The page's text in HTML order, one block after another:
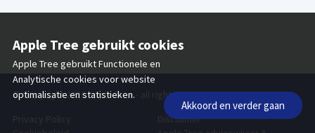
© Copyright 2026 Apple Tree - all rights reserved
Disclaimer
Apple Tree gebruikt cookies
Apple Tree gebruikt Functionele en
Analytische cookies voor website
optimalisatie en statistieken.
Akkoord en verder gaan